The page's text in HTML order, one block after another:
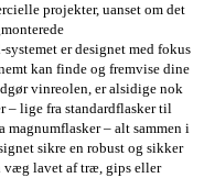
projekter, uanset om det
er designet med fokus
kan finde og fremvise dine
vinreolen, er alsidige nok
– lige fra standardflasker til
magnumflasker – alt sammen i
sikre en robust og sikker
væg lavet af træ, gips eller